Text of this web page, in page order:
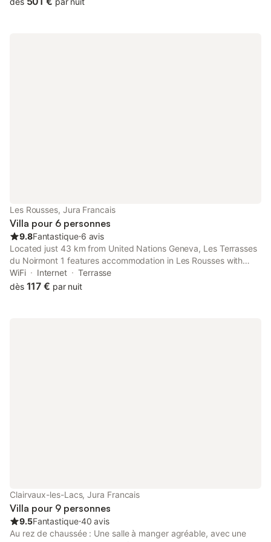
Les Rousses, Jura Francais
Villa pour 6 personnes
9.8Fantastique⋅6 avis
Located just 43 km from United Nations Geneva, Les Terrasses
du Noirmont 1 features accommodation in Les Rousses with
access to a garden, a shared lounge, as well as a shared
kitchen.
WiFi Internet
Terrasse
dès 117 € par nuit
Clairvaux-les-Lacs, Jura Francais
Villa pour 9 personnes
9.5Fantastique⋅40 avis
Au rez de chaussée : Une salle à manger agréable, avec une